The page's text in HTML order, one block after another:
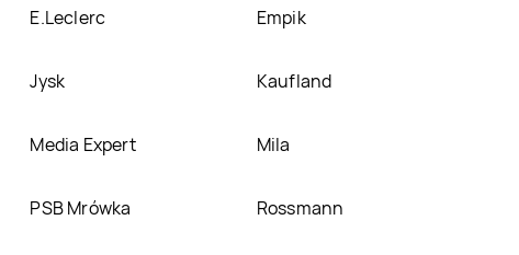
E.Leclerc Empik
Jysk Kaufland
Media Expert Mila
PSB Mrówka Rossmann